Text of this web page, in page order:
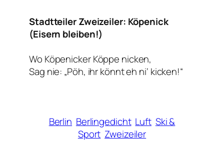
Stadtteiler Zweizeiler: Köpenick
(Eisern bleiben!)
Wo Köpenicker Köppe nicken,
Sag nie: „Pöh, ihr könnt eh ni‘ kicken!“
Berlin Berlingedicht Luft Ski &
Sport Zweizeiler